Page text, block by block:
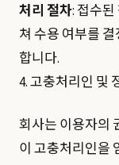
처리 절차: 접수
쳐 수용 여부를
합니다.
4. 고충처리인 및
회사는 이용자의
이 고충처리인을